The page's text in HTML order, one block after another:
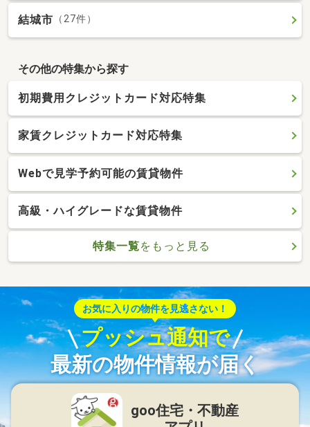
結城市 （27件）
その他の特集から探す
初期費用クレジットカード対応特集
家賃クレジットカード対応特集
Webで見学予約可能の賃貸物件
高級・ハイグレードな賃貸物件
特集一覧をもっと見る
お気に入りの物件を見逃さない！
プッシュ通知で
最新の物件情報が届く
goo住宅・不動産